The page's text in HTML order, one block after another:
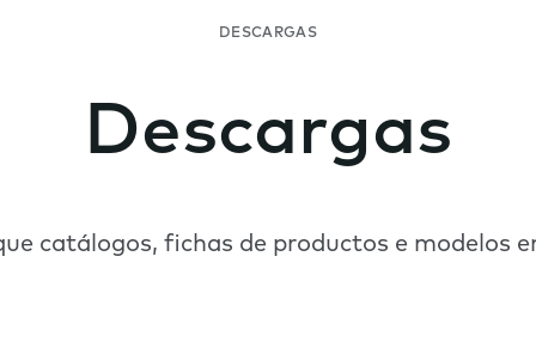
Descargas
catálogos, fichas de productos e modelos